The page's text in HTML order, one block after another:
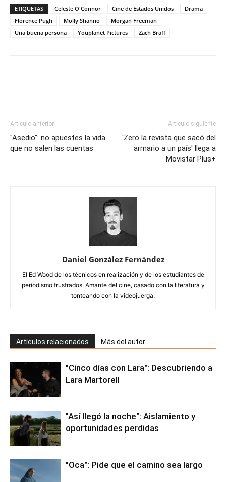
ETIQUETAS Celeste O'Connor Cine de Estados Unidos
Drama
Florence Pugh
Molly Shanno
Morgan Freeman
Una buena persona
Youplanet Pictures Zach Braff
Artículo anterior
"Asedio": no apuestes la vida
que no salen las cuentas
Artículo siguiente
'Zero la revista que sacó del
armario a un país' llega a
Movistar Plus+
Daniel González Fernández
El Ed Wood de los técnicos en realización y de los estudiantes de
periodismo frustrados. Amante del cine, casado con la literatura y
tonteando con la videojuerga.
Artículos relacionados Más del autor
"Cinco días con Lara": Descubriendo a
Lara Martorell
"Así llegó la noche": Aislamiento y
oportunidades perdidas
"Oca": Pide que el camino sea largo